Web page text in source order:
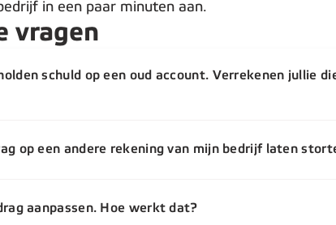
in een paar minuten aan.
vragen
schuld op een oud account. Verrekenen jullie
op een andere rekening van mijn bedrijf laten
aanpassen. Hoe werkt dat?